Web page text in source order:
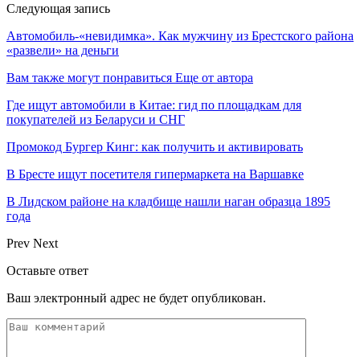
Следующая запись
Автомобиль-«невидимка». Как мужчину из Брестского района
«развели» на деньги
Вам также могут понравиться Еще от автора
Где ищут автомобили в Китае: гид по площадкам для
покупателей из Беларуси и СНГ
Промокод Бургер Кинг: как получить и активировать
В Бресте ищут посетителя гипермаркета на Варшавке
В Лидском районе на кладбище нашли наган образца 1895
года
Prev Next
Оставьте ответ
Ваш электронный адрес не будет опубликован.